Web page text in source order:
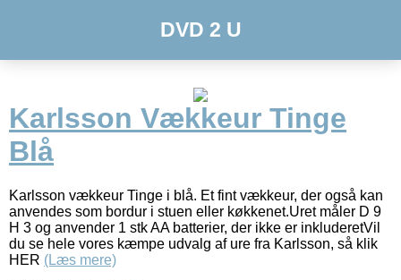
DVD 2 U
Karlsson Vækkeur Tinge
Blå
Karlsson vækkeur Tinge i blå. Et fint vækkeur, der også kan
anvendes som bordur i stuen eller køkkenet.Uret måler D 9
H 3 og anvender 1 stk AA batterier, der ikke er inkluderetVil
du se hele vores kæmpe udvalg af ure fra Karlsson, så klik
HER (Læs mere)